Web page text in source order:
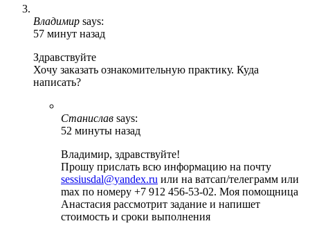
Владимир says:
57 минут назад
Здравствуйте
Хочу заказать ознакомительную практику. Куда
написать?
Станислав says:
52 минуты назад
Владимир, здравствуйте!
Прошу прислать всю информацию на почту
sessiusdal@yandex.ru или на ватсап/телеграмм или
max по номеру +7 912 456-53-02. Моя помощница
Анастасия рассмотрит задание и напишет
стоимость и сроки выполнения